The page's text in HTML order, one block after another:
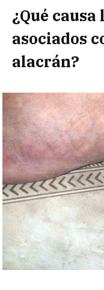
¿Qué
asociados
alacrán?